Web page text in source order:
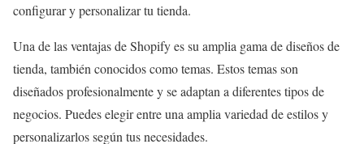
configurar y personalizar tu tienda.
Una de las ventajas de Shopify es su amplia gama de diseños de
tienda, también conocidos como temas. Estos temas son
diseñados profesionalmente y se adaptan a diferentes tipos de
negocios. Puedes elegir entre una amplia variedad de estilos y
personalizarlos según tus necesidades.